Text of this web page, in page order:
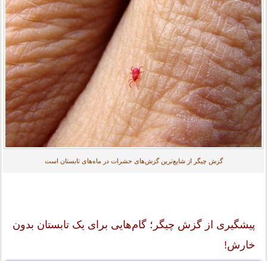
گزش چیگر از شایع‌ترین گزش‌های حشرات در ماه‌های تابستان است
پیشگیری از گزش چیگر؛ گام‌هایی برای یک تابستان بدون
خارش!